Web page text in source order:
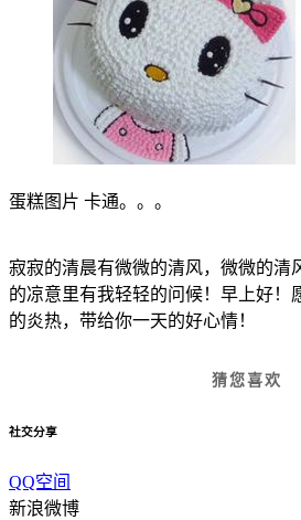
蛋糕图片 卡通。。。
寂寂的清晨有微微的清风，微微的清
的凉意里有我轻轻的问候！早上好！
的炎热，带给你一天的好心情！
猜您喜欢
社交分享
QQ空间
新浪微博